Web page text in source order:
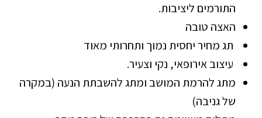
התורמים ליציבות.
האצה טובה
תג מחיר יחסית נמוך ותחרותי מאוד
עיצוב אירופאי, נקי וצעיר.
מתג להרמת המושב ומתג להשבתת הנעה (במקרה
של גניבה)